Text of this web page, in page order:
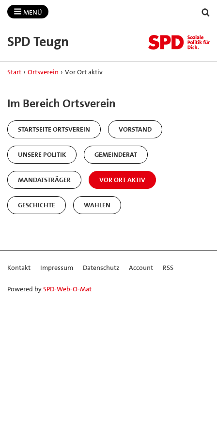
MENÜ
SPD Teugn
Start › Ortsverein › Vor Ort aktiv
Im Bereich Ortsverein
STARTSEITE ORTSVEREIN VORSTAND
UNSERE POLITIK GEMEINDERAT
MANDATSTRÄGER VOR ORT AKTIV
GESCHICHTE WAHLEN
Kontakt Impressum Datenschutz Account RSS
Powered bySPD-Web-O-Mat